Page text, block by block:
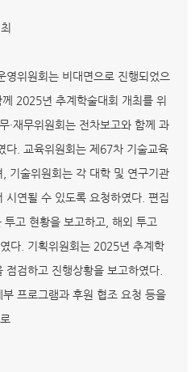
위원회는 비대면으로 진행되었으
2025년 추계학술대회 개최를 위
·재무위원회는 전차보고와 함께 과
다. 교육위원회는 제67차 기술교육
기술위원회는 각 대학 및 연구기관
시연될 수 있도록 요청하였다. 편집
고 현황을 보고하고, 해외 투고
다. 기획위원회는 2025년 추계학
검하고 진행상황을 보고하였다.
프로그램과 후원 협조 요청 등을